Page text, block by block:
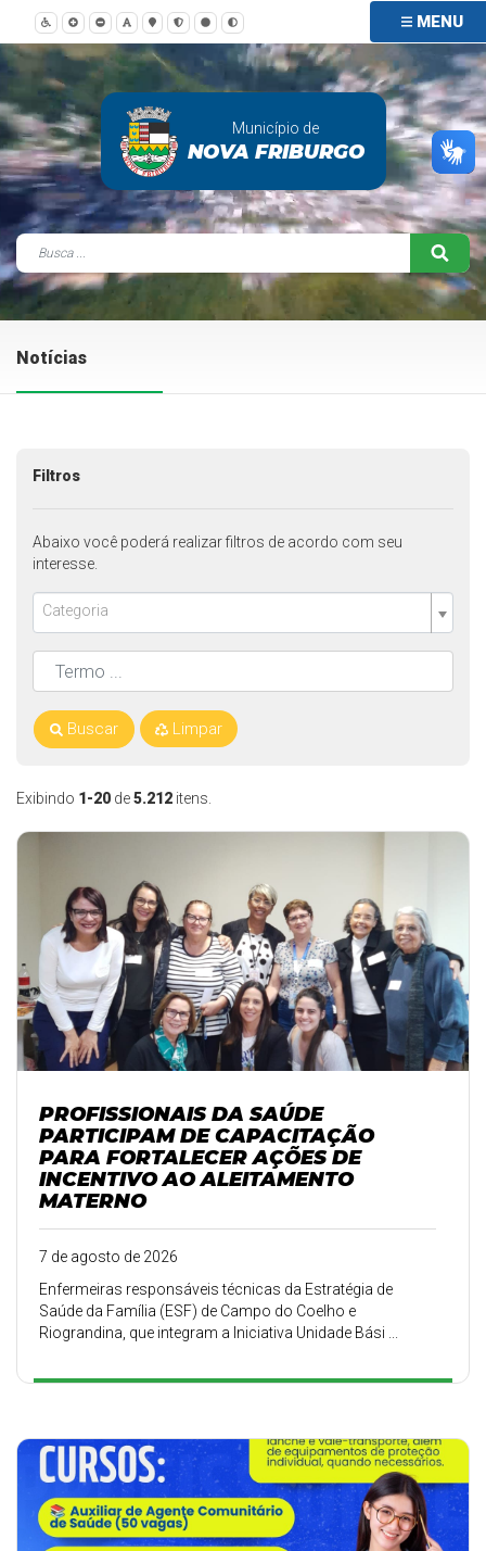
MENU
Município de
NOVA FRIBURGO
Notícias
Exibindo 1-20 de5.212 itens.
PROFISSIONAIS DA SAÚDE
PARTICIPAM DE CAPACITAÇÃO
PARA FORTALECER AÇÕES DE
INCENTIVO AO ALEITAMENTO
MATERNO
7 de agosto de 2026
Enfermeiras responsáveis técnicas da Estratégia de
Saúde da Família (ESF) de Campo do Coelho e
Riograndina, que integram a Iniciativa Unidade Bási ...
Filtros
Abaixo você poderá realizar filtros de acordo com seu
interesse.
Categoria
Buscar Limpar